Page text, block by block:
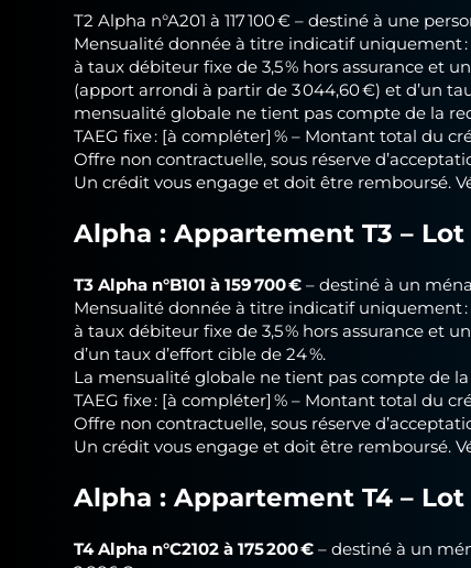
T2 Alpha n°A201 à 117 100 € – destiné à une
Mensualité donnée à titre indicatif uniquement
à taux débiteur fixe de 3,5 % hors assurance et
(apport arrondi à partir de 3 044,60 €) et d’un
mensualité globale ne tient pas compte de la
TAEG fixe : [à compléter] % – Montant total du
Offre non contractuelle, sous réserve
Un crédit vous engage et doit être remboursé.
Alpha : AppartementT3 – Lot
T3 Alpha n°B101 à 159 700 €
– destiné à un
Mensualité donnée à titre indicatif uniquement
à taux débiteur fixe de 3,5 % hors assurance et
d’un taux d’effort cible de 24 %.
La mensualité globale ne tient pas compte de la
TAEG fixe : [à compléter] % – Montant total du
Offre non contractuelle, sous réserve
Un crédit vous engage et doit être remboursé.
Alpha : AppartementT4 – Lot
T4 Alpha n°C2102 à 175 200 € – destiné à un